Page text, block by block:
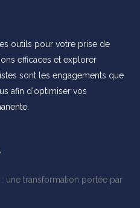
outils pour votre prise de
efficaces et explorer
sont les engagements que
afin d'optimiser vos
: une transformation portée par